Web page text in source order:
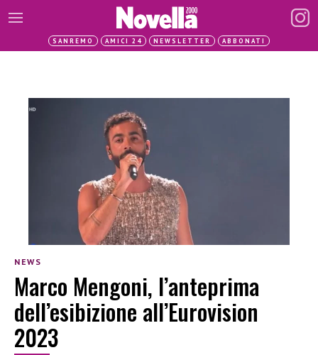
SANREMO AMICI 24 NEWSLETTER ABBONATI
NEWS
Marco Mengoni, l’anteprima
dell’esibizione all’Eurovision
2023